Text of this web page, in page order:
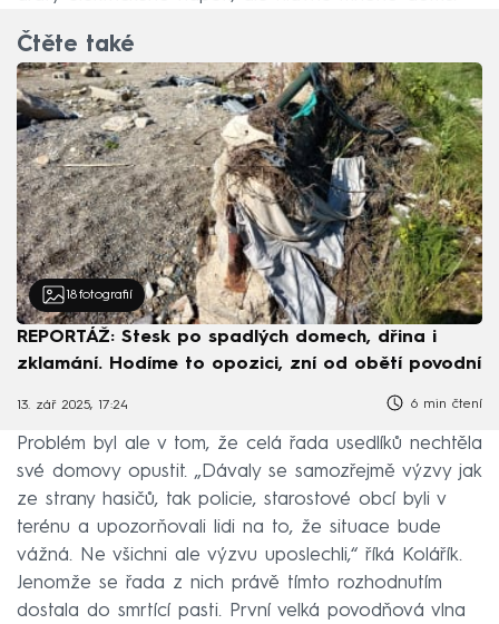
Čtěte také
18 fotografií
REPORTÁŽ: Stesk po spadlých domech, dřina i
zklamání. Hodíme to opozici, zní od obětí povodní
13. zář 2025, 17:24 6 min čtení
Problém byl ale v tom, že celá řada usedlíků nechtěla
své domovy opustit. „Dávaly se samozřejmě výzvy jak
ze strany hasičů, tak policie, starostové obcí byli v
terénu a upozorňovali lidi na to, že situace bude
vážná. Ne všichni ale výzvu uposlechli,“ říká Kolářík.
Jenomže se řada z nich právě tímto rozhodnutím
dostala do smrtící pasti. První velká povodňová vlna